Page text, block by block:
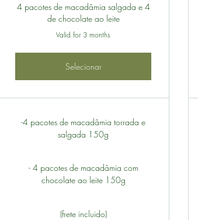
4 pacotes de macadâmia salgada e 4
de chocolate ao leite
Valid for 3 months
Selecionar
-4 pacotes de macadâmia torrada e
salgada 150g
- 4 pacotes de macadâmia com
chocolate ao leite 150g
(frete incluido)